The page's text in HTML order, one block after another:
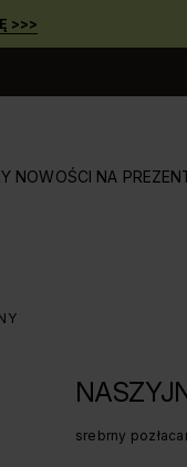
>>>
NOWOŚCI NA
srebrny